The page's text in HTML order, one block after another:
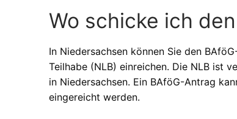
Wo schicke ich
In Niedersachsen können Sie den
Teilhabe (NLB) einreichen. Die NLB ist
in Niedersachsen. Ein BAföG-Antrag
eingereicht werden.